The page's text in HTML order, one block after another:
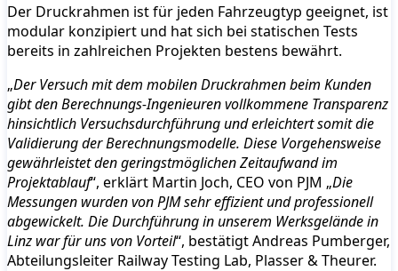
Der Druckrahmen ist für jeden Fahrzeugtyp geeignet, ist
modular konzipiert und hat sich bei statischen Tests
bereits in zahlreichen Projekten bestens bewährt.
„Der Versuch mit dem mobilen Druckrahmen beim Kunden
gibt den Berechnungs-Ingenieuren vollkommene Transparenz
hinsichtlich Versuchsdurchführung und erleichtert somit die
Validierung der Berechnungsmodelle. Diese Vorgehensweise
gewährleistet den geringstmöglichen Zeitaufwand im
Projektablauf“, erklärt Martin Joch, CEO von PJM „Die
Messungen wurden von PJM sehr effizient und professionell
abgewickelt. Die Durchführung in unserem Werksgelände in
Linz war für uns von Vorteil“, bestätigt Andreas Pumberger,
Abteilungsleiter Railway Testing Lab, Plasser & Theurer.